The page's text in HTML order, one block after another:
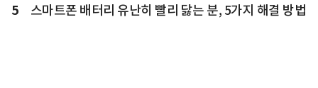
5 스마트폰 배터리 유난히 빨리 닳는 분, 5가지 해결 방법